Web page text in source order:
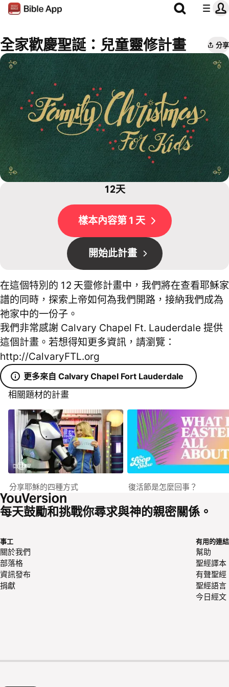
全家歡慶聖誕：兒童靈修計畫 分享
12天
樣本內容第 1 天
開始此計畫
在這個特別的 12 天靈修計畫中，我們將在查看耶穌家
譜的同時，探索上帝如何為我們開路，接納我們成為
祂家中的一份子。
我們非常感謝 Calvary Chapel Ft. Lauderdale 提供
這個計畫。若想得知更多資訊，請瀏覽：
http://CalvaryFTL.org
更多來自 Calvary Chapel Fort Lauderdale
相關題材的計畫
分享耶穌的四種方式 復活節是怎麼回事？
每天鼓勵和挑戰你尋求與神的親密關係。
事工
關於我們
部落格
資訊發布
捐獻
有用的連結
幫助
聖經譯本
有聲聖經
聖經語言
今日經文